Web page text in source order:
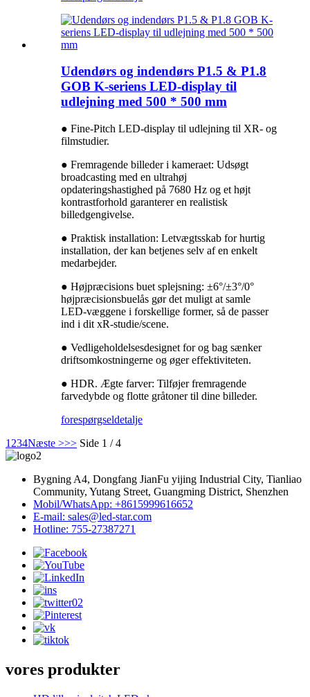
Udendørs og indendørs P1.5 & P1.8
GOB K-seriens LED-display til
udlejning med 500 * 500 mm
● Fine-Pitch LED-display til udlejning til XR- og
filmstudier.
● Fremragende billeder i kameraet: Udsøgt
broadcasting med en ultrahøj
opdateringshastighed på 7680 Hz og et højt
kontrastforhold garanterer en realistisk
billedgengivelse.
● Praktisk installation: Letvægtsskab for hurtig
installation, der kan betjenes selv af en enkelt
medarbejder.
● Højpræcisions buet splejsning: ±6°/±3°/0°
højpræcisionsbuelås gør det muligt at samle
LED-væggene i forskellige former, så de passer
ind i dit xR-studie/scene.
● Vedligeholdelsesdesignet for og bag sænker
driftsomkostningerne og øger effektiviteten.
● HDR. Ægte farver: Tilføjer fremragende
farvedybde og flotte gråtoner til dine billeder.
forespørgseldetalje
1 234Næste >>> Side 1 / 4
Bygning A4, Dongfang JianFu yijing Industrial City, Tianliao
Community, Yutang Street, Guangming District, Shenzhen
Mobil/WhatsApp: +8615999616652
E-mail: sales@led-star.com
Hotline: 755-27387271
vores produkter